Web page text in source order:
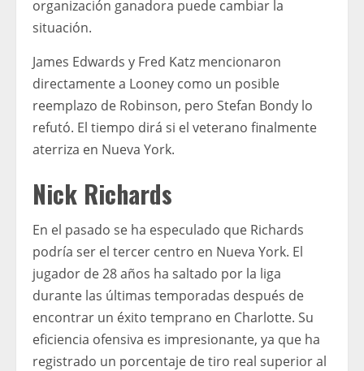
organización ganadora puede cambiar la
situación.
James Edwards y Fred Katz mencionaron
directamente a Looney como un posible
reemplazo de Robinson, pero Stefan Bondy lo
refutó. El tiempo dirá si el veterano finalmente
aterriza en Nueva York.
Nick Richards
En el pasado se ha especulado que Richards
podría ser el tercer centro en Nueva York. El
jugador de 28 años ha saltado por la liga
durante las últimas temporadas después de
encontrar un éxito temprano en Charlotte. Su
eficiencia ofensiva es impresionante, ya que ha
registrado un porcentaje de tiro real superior al